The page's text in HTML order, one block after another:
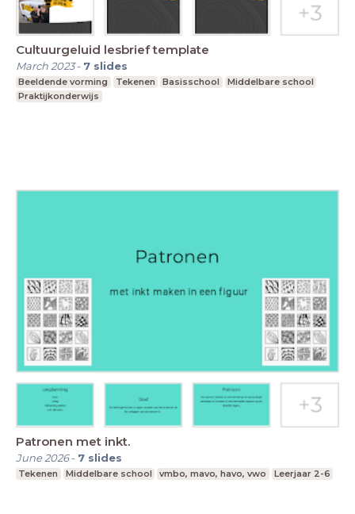
Cultuurgeluid lesbrief template
March 2023- 7 slides
Beeldende vorming Tekenen Basisschool
Middelbare school
Praktijkonderwijs
Patronen met inkt.
June 2026- 7 slides
Tekenen Middelbare school vmbo, mavo, havo, vwo Leerjaar 2-6